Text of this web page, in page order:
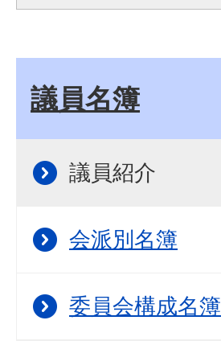
議員名簿
議員紹介
会派別名簿
委員会構成名簿